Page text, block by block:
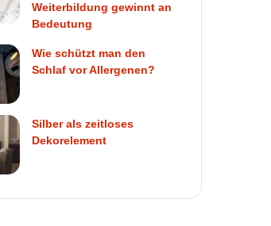
Weiterbildung gewinnt an
Bedeutung
Wie schützt man den
Schlaf vor Allergenen?
Silber als zeitloses
Dekorelement